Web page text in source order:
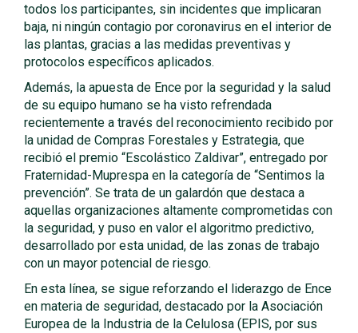
todos los participantes, sin incidentes que implicaran
baja, ni ningún contagio por coronavirus en el interior de
las plantas, gracias a las medidas preventivas y
protocolos específicos aplicados.
Además, la apuesta de Ence por la seguridad y la salud
de su equipo humano se ha visto refrendada
recientemente a través del reconocimiento recibido por
la unidad de Compras Forestales y Estrategia, que
recibió el premio “Escolástico Zaldivar”, entregado por
Fraternidad-Muprespa en la categoría de “Sentimos la
prevención”. Se trata de un galardón que destaca a
aquellas organizaciones altamente comprometidas con
la seguridad, y puso en valor el algoritmo predictivo,
desarrollado por esta unidad, de las zonas de trabajo
con un mayor potencial de riesgo.
En esta línea, se sigue reforzando el liderazgo de Ence
en materia de seguridad, destacado por la Asociación
Europea de la Industria de la Celulosa (EPIS, por sus